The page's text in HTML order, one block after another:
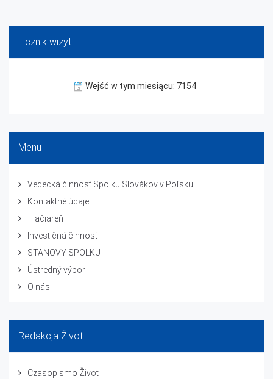
Licznik wizyt
Wejść w tym miesiącu: 7154
Menu
Vedecká činnosť Spolku Slovákov v Poľsku
Kontaktné údaje
Tlačiareň
Investičná činnosť
STANOVY SPOLKU
Ústredný výbor
O nás
Redakcja Život
Czasopismo Život